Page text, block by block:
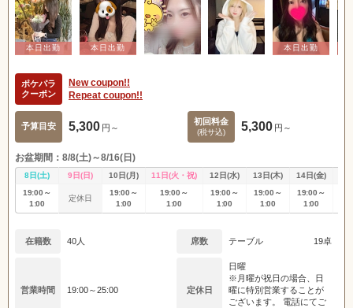
ポケパラ
クーポン
New coupon!!
Repeat coupon!!
予算目安 5,300 円～
初回料金
(税サ込) 5,300 円～
お盆期間：8/8(土)～8/16(日)
8日(土) 9日(日) 10日(月) 11日(火・祝) 12日(水) 13日(木) 14日(金)
19:00～
1:00
定休日
19:00～
1:00
19:00～
1:00
19:00～
1:00
19:00～
1:00
19:00～
1:00
在籍数 40人 席数 テーブル 19卓
営業時間 19:00～25:00 定休日
日曜
※月曜が祝日の場合、日
曜に特別営業することが
ございます。 電話にてご